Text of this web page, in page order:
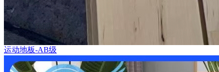
运动地板-AB级